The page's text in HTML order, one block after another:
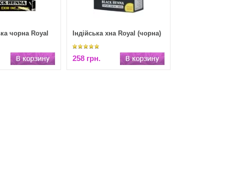
чорна Royal
Індійська хна Royal (чорна)
258 грн.